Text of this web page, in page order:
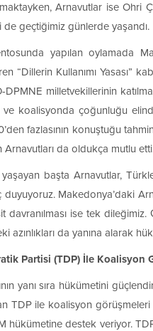
Arnavutlar ise Ohri
de geçtiğimiz günlerde yaşandı.
yapılan oylamada
“Dillerin Kullanımı Yasası”
milletvekillerinin
ve koalisyonda çoğunluğu
fazlasının konuştuğu
Arnavutları da oldukça mutlu
başta Arnavutlar,
duyuyoruz. Makedonya’daki
davranılması ise tek
azınlıkları da yanına alarak
Partisi (TDP) İle Koalisyon
yanı sıra hükümetini
TDP ile koalisyon
hükümetine destek veriyor.